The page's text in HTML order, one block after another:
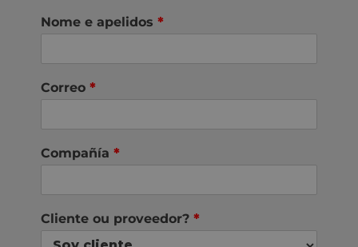
Nome e apelidos *
Correo *
Compañía *
Cliente ou proveedor? *